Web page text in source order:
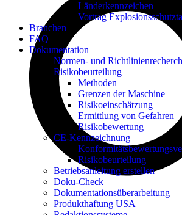
Länderkennzeichen
Vortrag
Branchen
FAQ
Dokumentation
Normen- und
Risikobeurteilung
Methoden
Grenzen der Maschine
Risikoeinschätzung
Ermittlung von Gefahren
Risikobewertung
CE-Kennzeichnung
Risikobeurteilung
Betriebsanleitung erstellen
Doku-Check
Dokumentationsüberarbeitung
Produkthaftung USA